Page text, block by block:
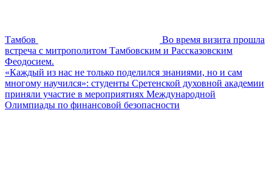
Тамбов
Во время визита прошла
встреча с митрополитом Тамбовским и Рассказовским
Феодосием.
«Каждый из нас не только поделился знаниями, но и сам
многому научился»: студенты Сретенской духовной академии
приняли участие в мероприятиях Международной
Олимпиады по финансовой безопасности